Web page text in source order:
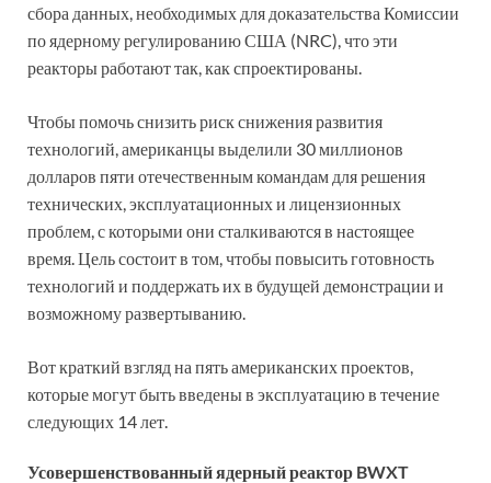
сбора данных, необходимых для доказательства Комиссии
по ядерному регулированию США (NRC), что эти
реакторы работают так, как спроектированы.
Чтобы помочь снизить риск снижения развития
технологий, американцы выделили 30 миллионов
долларов пяти отечественным командам для решения
технических, эксплуатационных и лицензионных
проблем, с которыми они сталкиваются в настоящее
время. Цель состоит в том, чтобы повысить готовность
технологий и поддержать их в будущей демонстрации и
возможному развертыванию.
Вот краткий взгляд на пять американских проектов,
которые могут быть введены в эксплуатацию в течение
следующих 14 лет.
Усовершенствованный ядерный реактор BWXT